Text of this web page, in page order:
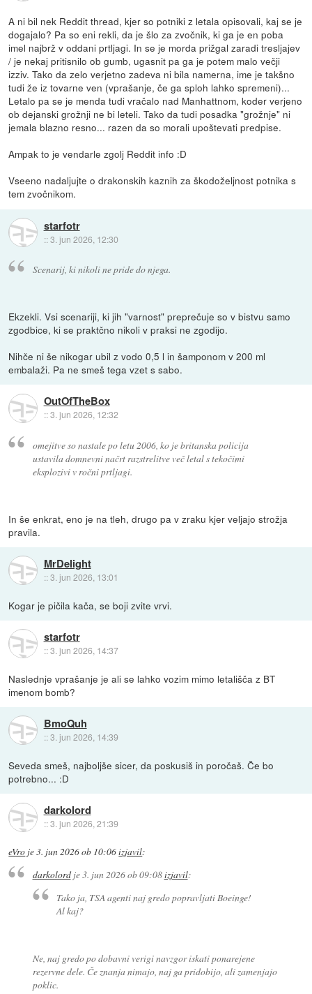
A ni bil nek Reddit thread, kjer so potniki z letala opisovali, kaj se je
dogajalo? Pa so eni rekli, da je šlo za zvočnik, ki ga je en poba
imel najbrž v oddani prtljagi. In se je morda prižgal zaradi tresljajev
/ je nekaj pritisnilo ob gumb, ugasnit pa ga je potem malo večji
izziv. Tako da zelo verjetno zadeva ni bila namerna, ime je takšno
tudi že iz tovarne ven (vprašanje, če ga sploh lahko spremeni)...
Letalo pa se je menda tudi vračalo nad Manhattnom, koder verjeno
ob dejanski grožnji ne bi leteli. Tako da tudi posadka "grožnje" ni
jemala blazno resno... razen da so morali upoštevati predpise.
Ampak to je vendarle zgolj Reddit info :D
Vseeno nadaljujte o drakonskih kaznih za škodoželjnost potnika s
tem zvočnikom.
starfotr
::3. jun 2026, 12:30
Scenarij, ki nikoli ne pride do njega.
Ekzekli. Vsi scenariji, ki jih "varnost" preprečuje so v bistvu samo
zgodbice, ki se praktčno nikoli v praksi ne zgodijo.
Nihče ni še nikogar ubil z vodo 0,5 l in šamponom v 200 ml
embalaži. Pa ne smeš tega vzet s sabo.
OutOfTheBox
::3. jun 2026, 12:32
omejitve so nastale po letu 2006, ko je britanska policija
ustavila domnevni načrt razstrelitve več letal s tekočimi
eksplozivi v ročni prtljagi.
In še enkrat, eno je na tleh, drugo pa v zraku kjer veljajo strožja
pravila.
MrDelight
::3. jun 2026, 13:01
Kogar je pičila kača, se boji zvite vrvi.
starfotr
::3. jun 2026, 14:37
Naslednje vprašanje je ali se lahko vozim mimo letališča z BT
imenom bomb?
BmoQuh
::3. jun 2026, 14:39
Seveda smeš, najboljše sicer, da poskusiš in poročaš. Če bo
potrebno... :D
darkolord
::3. jun 2026, 21:39
eVro je3. jun 2026 ob 10:06izjavil:
darkolordje3. jun 2026 ob 09:08izjavil:
Tako ja, TSA agenti naj gredo popravljati Boeinge!
Al kaj?
Ne, naj gredo po dobavni verigi navzgor iskati ponarejene
rezervne dele. Če znanja nimajo, naj ga pridobijo, ali zamenjajo
poklic.